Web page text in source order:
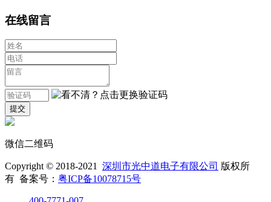
在线留言
微信二维码
Copyright © 2018-2021 深圳市光中道电子有限公司 版权所
有 备案号： 粤ICP备10078715号